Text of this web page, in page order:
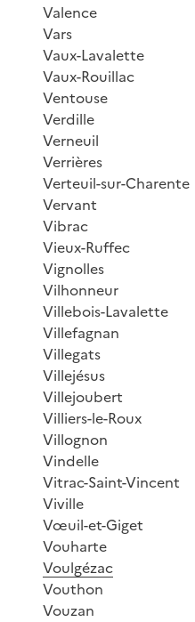
Valence
Vars
Vaux-Lavalette
Vaux-Rouillac
Ventouse
Verdille
Verneuil
Verrières
Verteuil-sur-Charente
Vervant
Vibrac
Vieux-Ruffec
Vignolles
Vilhonneur
Villebois-Lavalette
Villefagnan
Villegats
Villejésus
Villejoubert
Villiers-le-Roux
Villognon
Vindelle
Vitrac-Saint-Vincent
Viville
Vœuil-et-Giget
Vouharte
Voulgézac
Vouthon
Vouzan